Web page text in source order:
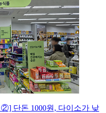
단돈 1000원, 다이소가 낮